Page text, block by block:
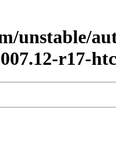
unstable/
r17-